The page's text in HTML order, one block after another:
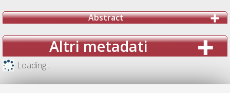
Abstract
Altri metadati
Loading...